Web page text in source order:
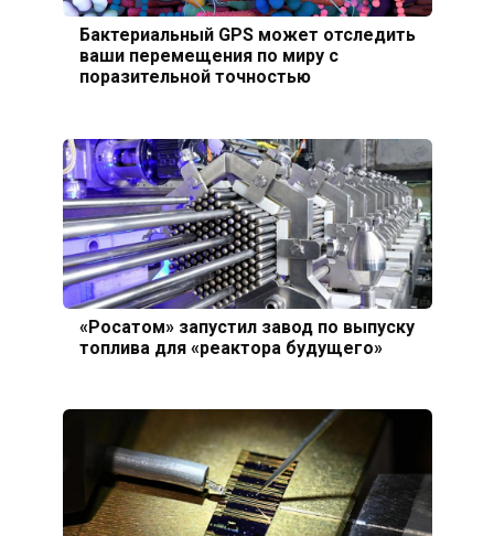
Бактериальный GPS может отследить
ваши перемещения по миру с
поразительной точностью
«Росатом» запустил завод по выпуску
топлива для «реактора будущего»